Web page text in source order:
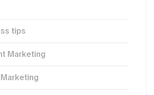
tips
Marketing